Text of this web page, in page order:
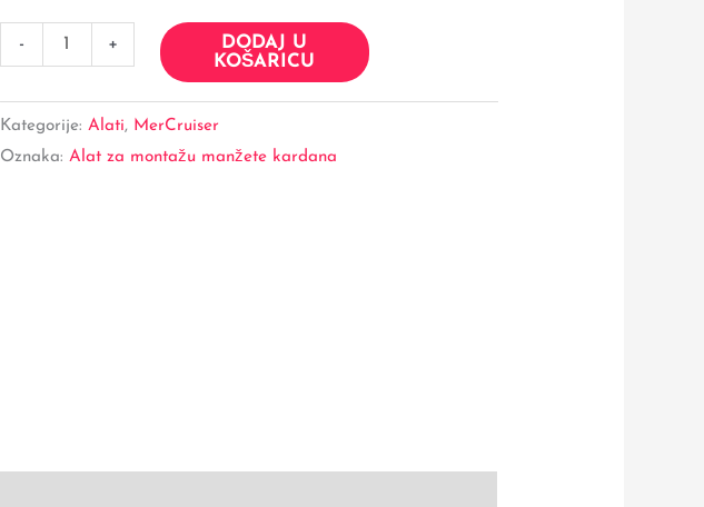
- +
DODAJ U
KOŠARICU
Kategorije: Alati, MerCruiser
Oznaka: Alat za montažu manžete kardana